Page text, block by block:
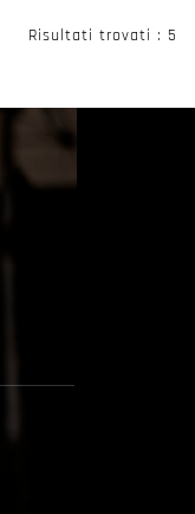
Risultati trovati : 5